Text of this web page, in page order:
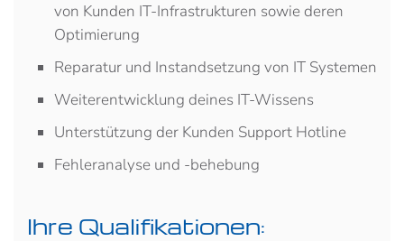
von Kunden IT-Infrastrukturen sowie deren
Optimierung
Reparatur und Instandsetzung von IT Systemen
Weiterentwicklung deines IT-Wissens
Unterstützung der Kunden Support Hotline
Fehleranalyse und -behebung
Ihre Qualifikationen: